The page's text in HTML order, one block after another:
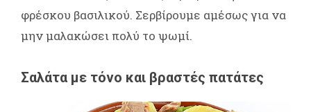
φρέσκου βασιλικού. Σερβίρουμε αμέσως για να
μην μαλακώσει πολύ το ψωμί.
Σαλάτα με τόνο και βραστές πατάτες